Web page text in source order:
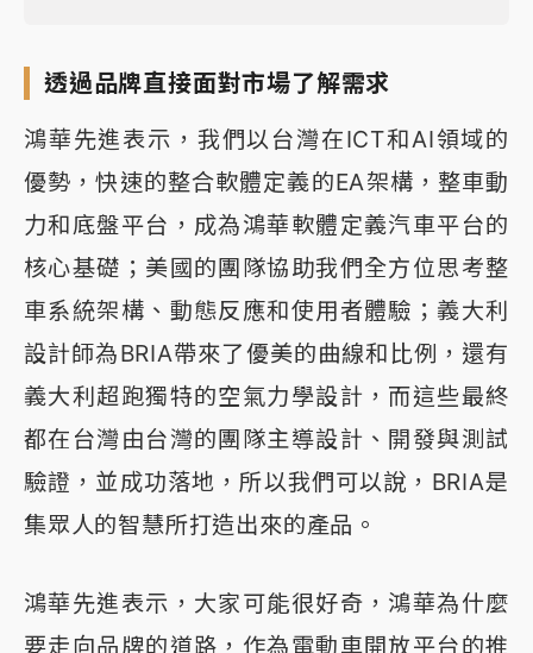
透過品牌直接面對市場了解需求
鴻華先進表示，我們以台灣在ICT和AI領域的
優勢，快速的整合軟體定義的EA架構，整車動
力和底盤平台，成為鴻華軟體定義汽車平台的
核心基礎；美國的團隊協助我們全方位思考整
車系統架構、動態反應和使用者體驗；義大利
設計師為BRIA帶來了優美的曲線和比例，還有
義大利超跑獨特的空氣力學設計，而這些最終
都在台灣由台灣的團隊主導設計、開發與測試
驗證，並成功落地，所以我們可以說，BRIA是
集眾人的智慧所打造出來的產品。
鴻華先進表示，大家可能很好奇，鴻華為什麼
要走向品牌的道路，作為電動車開放平台的推